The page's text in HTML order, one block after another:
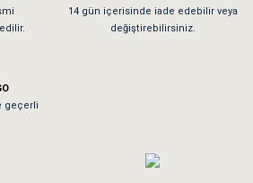
ve paketlemesine bayıldım
14 gün içerisinde iade edebilir veya
değiştirebilirsiniz.
geçerli